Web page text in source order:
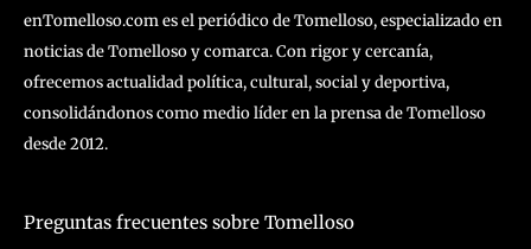
enTomelloso.com es el periódico de Tomelloso, especializado en
noticias de Tomelloso y comarca. Con rigor y cercanía,
ofrecemos actualidad política, cultural, social y deportiva,
consolidándonos como medio líder en la prensa de Tomelloso
desde 2012.
Preguntas frecuentes sobre Tomelloso